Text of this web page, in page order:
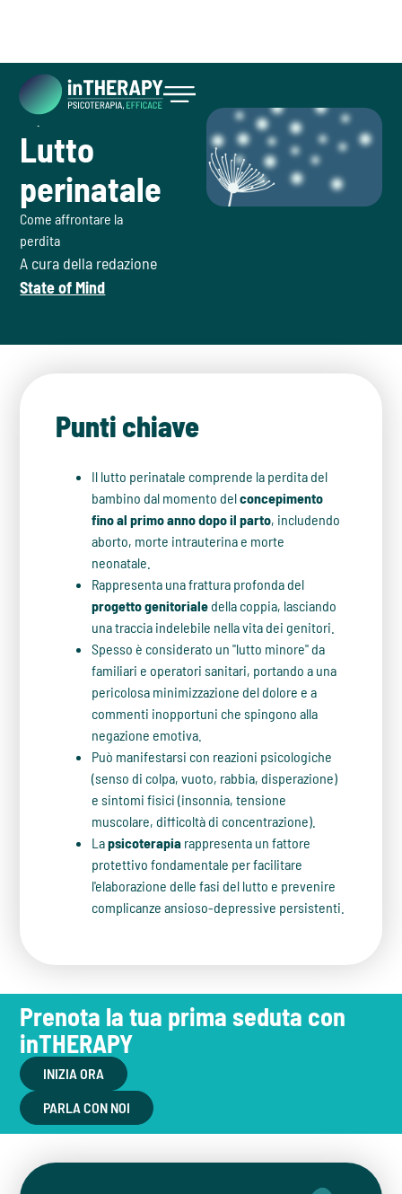
July 26, 2026
Lutto
perinatale
Come affrontare la
perdita
A cura della redazione
State of Mind
Punti chiave
Il lutto perinatale comprende la perdita del
bambino dal momento delconcepimento
fino al primo anno dopo il parto, includendo
aborto, morte intrauterina e morte
neonatale.
Rappresenta una frattura profonda del
progetto genitorialedella coppia, lasciando
una traccia indelebile nella vita dei genitori.
Spesso è considerato un "lutto minore" da
familiari e operatori sanitari, portando a una
pericolosa minimizzazione del dolore e a
commenti inopportuni che spingono alla
negazione emotiva.
Può manifestarsi con reazioni psicologiche
(senso di colpa, vuoto, rabbia, disperazione)
e sintomi fisici (insonnia, tensione
muscolare, difficoltà di concentrazione).
Lapsicoterapia rappresenta un fattore
protettivo fondamentale per facilitare
l'elaborazione delle fasi del lutto e prevenire
complicanze ansioso-depressive persistenti.
Prenota la tua prima seduta con
inTHERAPY
INIZIA ORA
PARLA CON NOI